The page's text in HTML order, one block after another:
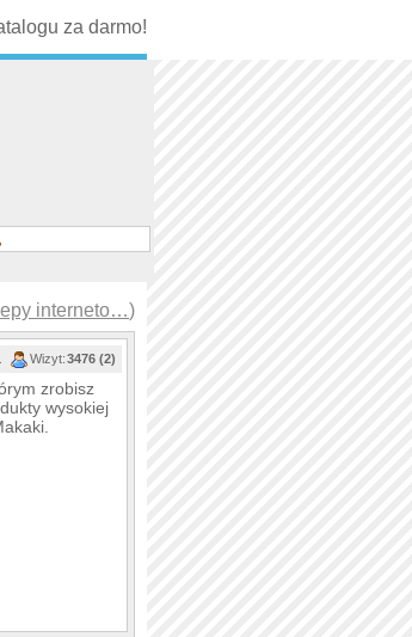
za darmo!
interneto…)
Wizyt:3476 (2)
zrobisz
wysokiej